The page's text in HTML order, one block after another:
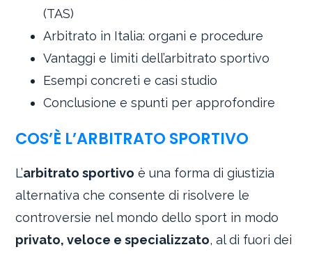
(TAS)
Arbitrato in Italia: organi e procedure
Vantaggi e limiti dell’arbitrato sportivo
Esempi concreti e casi studio
Conclusione e spunti per approfondire
COS’È L’ARBITRATO SPORTIVO
L’arbitrato sportivo è una forma di giustizia
alternativa che consente di risolvere le
controversie nel mondo dello sport in modo
privato, veloce e specializzato, al di fuori dei